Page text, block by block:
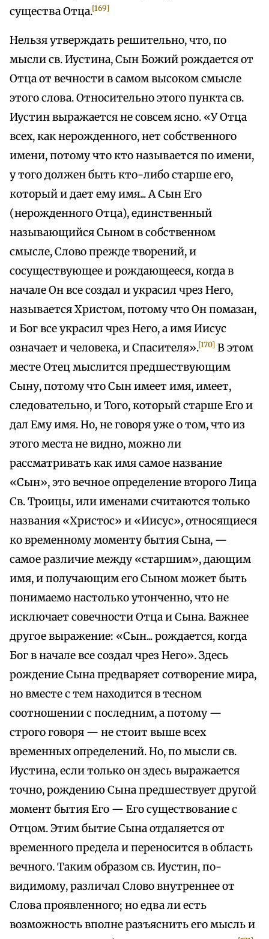
существа Отца.[169]
Нельзя утверждать решительно, что, по
мысли св. Иустина, Сын Божий рождается от
Отца от вечности в самом высоком смысле
этого слова. Относительно этого пункта св.
Иустин выражается не совсем ясно. «У Отца
всех, как нерожденного, нет собственного
имени, потому что кто называется по имени,
у того должен быть кто-либо старше его,
который и дает ему имя... А Сын Его
(нерожденного Отца), единственный
называющийся Сыном в собственном
смысле, Слово прежде творений, и
сосуществующее и рождающееся, когда в
начале Он все создал и украсил чрез Него,
называется Христом, потому что Он помазан,
и Бог все украсил чрез Него, а имя Иисус
означает и человека, и Спасителя».[170] В этом
месте Отец мыслится предшествующим
Сыну, потому что Сын имеет имя, имеет,
следовательно, и Того, который старше Его и
дал Ему имя. Но, не говоря уже о том, что из
этого места не видно, можно ли
рассматривать как имя самое название
«Сын», это вечное определение второго Лица
Св. Троицы, или именами считаются только
названия «Христос» и «Иисус», относящиеся
ко временному моменту бытия Сына, —
самое различие между «старшим», дающим
имя, и получающим его Сыном может быть
понимаемо настолько утонченно, что не
исключает совечности Отца и Сына. Важнее
другое выражение: «Сын... рождается, когда
Бог в начале все создал чрез Него». Здесь
рождение Сына предваряет сотворение мира,
но вместе с тем находится в тесном
соотношении с последним, а потому —
строго говоря — не стоит выше всех
временных определений. Но, по мысли св.
Иустина, если только он здесь выражается
точно, рождению Сына предшествует другой
момент бытия Его — Его существование с
Отцом. Этим бытие Сына отдаляется от
временного предела и переносится в область
вечного. Таким образом св. Иустин, по-
видимому, различал Слово внутреннее от
Слова проявленного; но едва ли есть
возможность вполне разъяснить его мысль и